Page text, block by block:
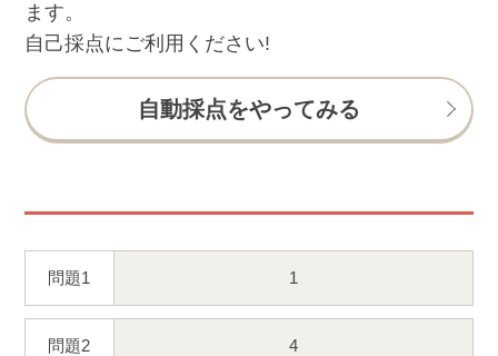
ます。
自己採点にご利用ください!
自動採点をやってみる
問題1 1
問題2 4